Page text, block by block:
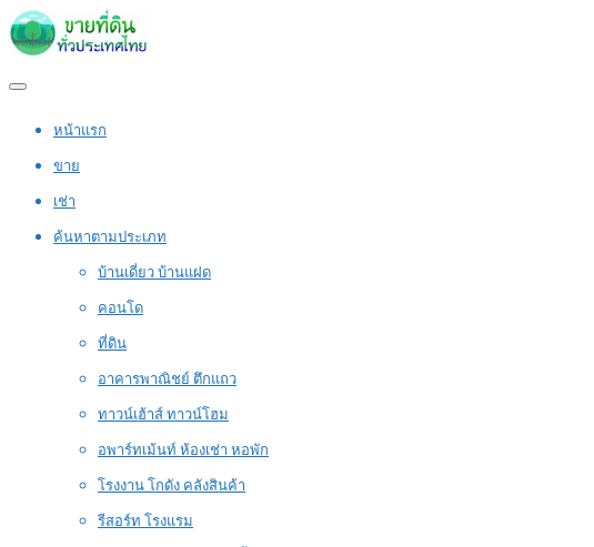
หน้าแรก
ขาย
เช่า
ค้นหาตามประเภท
บ้านเดี่ยว บ้านแฝด
คอนโด
ที่ดิน
อาคารพาณิชย์ ตึกแถว
ทาวน์เฮ้าส์ ทาวน์โฮม
อพาร์ทเม้นท์ ห้องเช่า หอพัก
โรงงาน โกดัง คลังสินค้า
รีสอร์ท โรงแรม